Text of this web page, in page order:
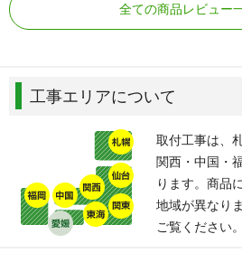
全ての商品レビュー
工事エリアについて
取付工事は、
関西・中国・
ります。商品
地域が異なり
ご覧ください。